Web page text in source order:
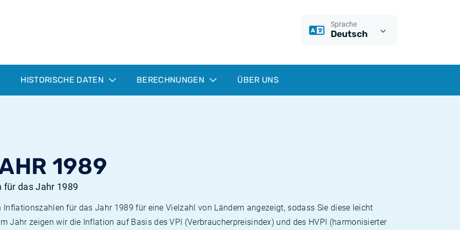
Sprache
Deutsch
HISTORISCHE DATEN BERECHNUNGEN ÜBER UNS
1989
das Jahr 1989
für das Jahr 1989 für eine Vielzahl von Ländern angezeigt, sodass Sie diese leicht
Jahr zeigen wir die Inflation auf Basis des VPI (Verbraucherpreisindex) und des HVPI (harmonisierter